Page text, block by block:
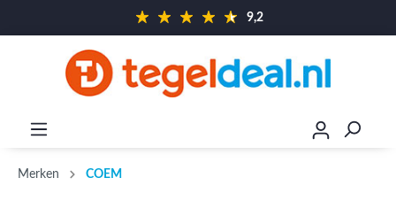
9,2
Merken COEM